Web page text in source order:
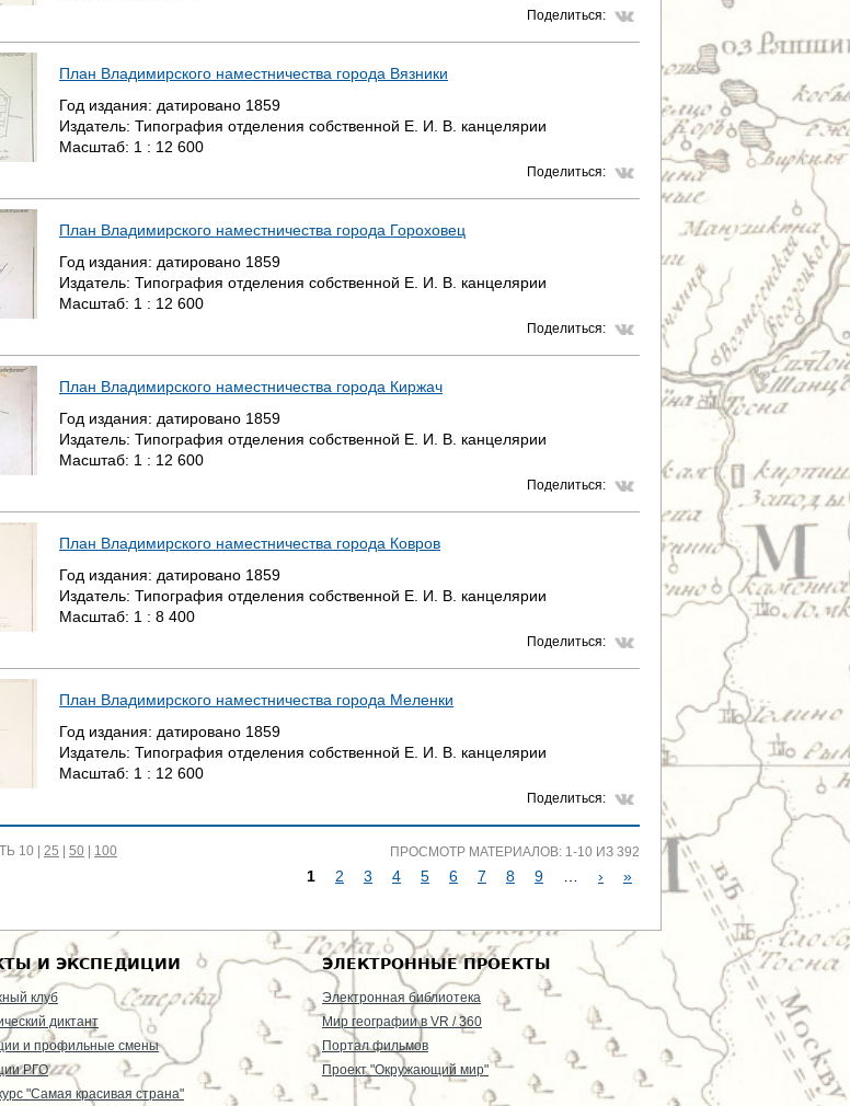
Поделиться:
План Владимирского наместничества города Вязники
Год издания: датировано 1859
Издатель: Типография отделения собственной Е. И. В. канцелярии
Масштаб: 1 : 12 600
Поделиться:
План Владимирского наместничества города Гороховец
Год издания: датировано 1859
Издатель: Типография отделения собственной Е. И. В. канцелярии
Масштаб: 1 : 12 600
Поделиться:
План Владимирского наместничества города Киржач
Год издания: датировано 1859
Издатель: Типография отделения собственной Е. И. В. канцелярии
Масштаб: 1 : 12 600
Поделиться:
План Владимирского наместничества города Ковров
Год издания: датировано 1859
Издатель: Типография отделения собственной Е. И. В. канцелярии
Масштаб: 1 : 8 400
Поделиться:
План Владимирского наместничества города Меленки
Год издания: датировано 1859
Издатель: Типография отделения собственной Е. И. В. канцелярии
Масштаб: 1 : 12 600
Поделиться:
10 | 25 | 50 | 100 ПРОСМОТР МАТЕРИАЛОВ: 1-10 ИЗ 392
Т
Р
Н
1 2 3 4 5 6 7 8 9 › »
И ЭКСПЕДИЦИИ
клуб
диктант
и профильные смены
РГО
"Самая красивая страна"
ЭЛЕКТРОННЫЕ ПРОЕКТЫ
Электронная библиотека
Мир географии в VR / 360
Портал фильмов
Проект "Окружающий мир"